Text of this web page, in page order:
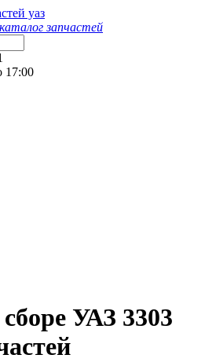
запчастей
17:00
УАЗ 3303